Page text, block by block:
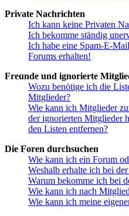
Private Nachrichten
Ich kann keine Privaten
Ich bekomme ständig
Ich habe eine Spam-E-
Forums erhalten!
Freunde und ignorierte
Wozu benötige ich die
Mitglieder?
Wie kann ich Mitglieder
der ignorierten Mitglieder
den Listen entfernen?
Die Foren durchsuchen
Wie kann ich ein Forum
Weshalb erhalte ich bei
Warum bekomme ich bei
Wie kann ich nach
Wie kann ich meine